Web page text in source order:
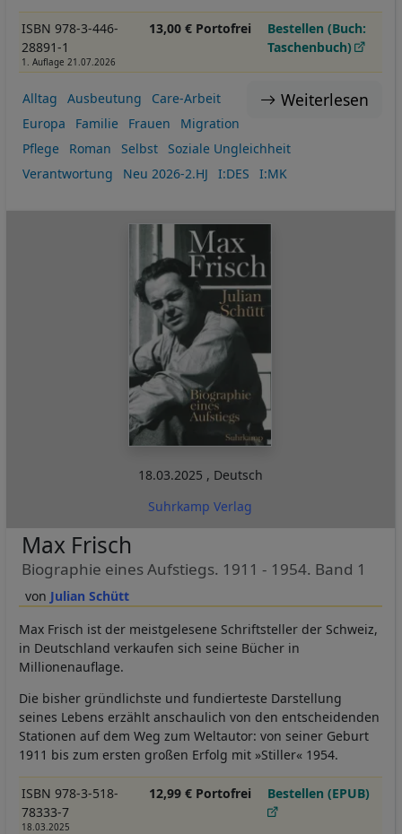
ISBN 978-3-446-
28891-1
1. Auflage 21.07.2026
13,00 € Portofrei
Bestellen (Buch:
Taschenbuch)
Weiterlesen
Alltag Ausbeutung
Care-Arbeit
Europa
Familie Frauen
Migration
Pflege
Roman Selbst
Soziale Ungleichheit
Verantwortung
Neu 2026-2.HJ I:DES I:MK
18.03.2025 , Deutsch
Suhrkamp Verlag
Julian Schütt
Max Frisch
Biographie eines Aufstiegs. 1911 - 1954. Band 1
Max Frisch ist der meistgelesene Schriftsteller der Schweiz,
in Deutschland verkaufen sich seine Bücher in
Millionenauflage.
Die bisher gründlichste und fundierteste Darstellung
seines Lebens erzählt anschaulich von den entscheidenden
Stationen auf dem Weg zum Weltautor: von seiner Geburt
1911 bis zum ersten großen Erfolg mit »Stiller« 1954.
ISBN 978-3-518-
78333-7
18.03.2025
12,99 € Portofrei Bestellen (EPUB)